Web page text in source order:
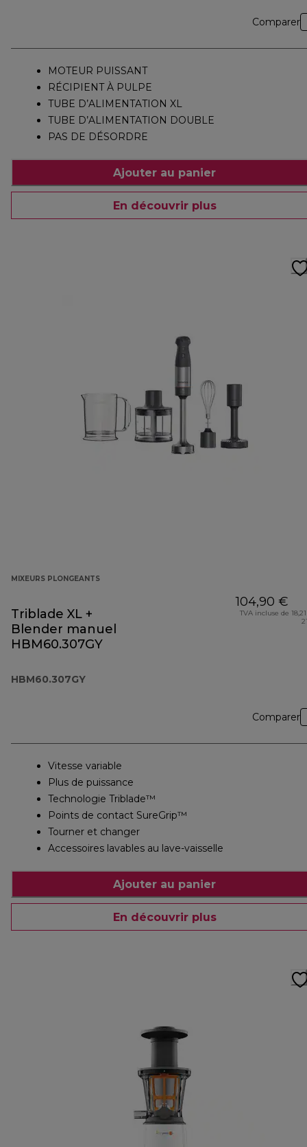
Comparer
MOTEUR PUISSANT
RÉCIPIENT À PULPE
TUBE D’ALIMENTATION XL
TUBE D’ALIMENTATION DOUBLE
PAS DE DÉSORDRE
Ajouter au panier
En découvrir plus
MIXEURS PLONGEANTS
Triblade XL +
Blender manuel
HBM60.307GY
HBM60.307GY
104,90 €
TVA incluse de
Comparer
Vitesse variable
Plus de puissance
Technologie Triblade™
Points de contact SureGrip™
Tourner et changer
Accessoires lavables au lave-vaisselle
Ajouter au panier
En découvrir plus